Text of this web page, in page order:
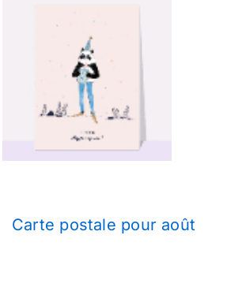
Carte postale pour août